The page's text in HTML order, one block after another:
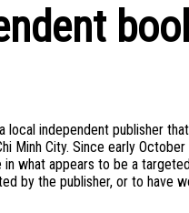
independent publisher
Minh City. Since early
what appears to be a
by the publisher, or to have